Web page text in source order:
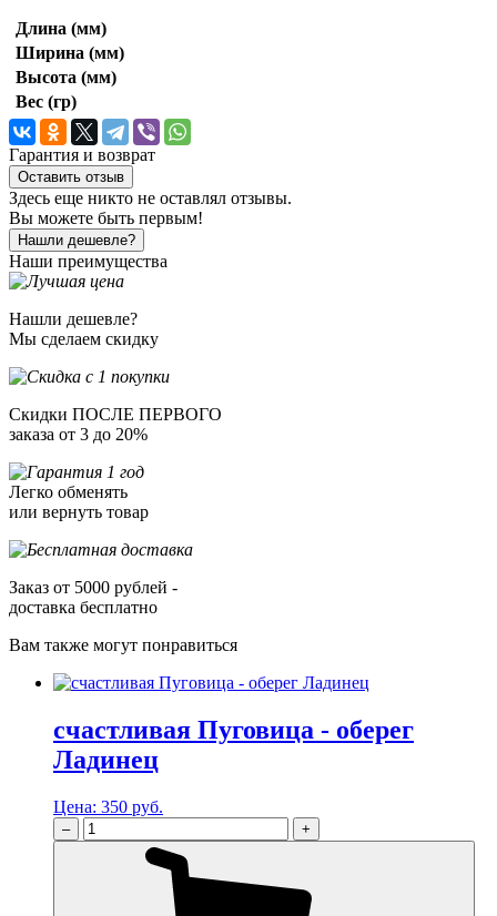
Длина (мм)
Ширина (мм)
Высота (мм)
Вес (гр)
Гарантия и возврат
Оставить отзыв
Здесь еще никто не оставлял отзывы.
Вы можете быть первым!
Нашли дешевле?
Наши преимущества
Нашли дешевле?
Мы сделаем скидку
Скидки ПОСЛЕ ПЕРВОГО
заказа от 3 до 20%
Легко обменять
или вернуть товар
Заказ от 5000 рублей -
доставка бесплатно
Вам также могут понравиться
счастливая Пуговица - оберег
Ладинец
Цена: 350 руб.
– +